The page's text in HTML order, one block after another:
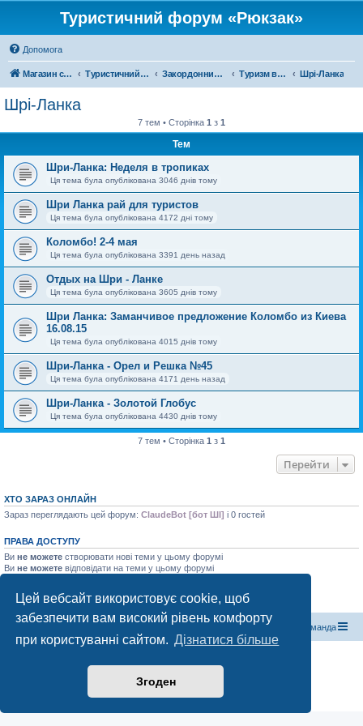
Цей вебсайт використовує cookie, щоб
забезпечити вам високий рівень комфорту
при користуванні сайтом. Дізнатися більше
Згоден
Туристичний форум «Рюкзак»
Допомога
Магазин спорядження Туристичний форум «Рюкзак» Закордонний туризм Туризм в Азії Шрі-Ланка
Шрі-Ланка
7 тем • Сторінка 1 з 1
Тем
Шри-Ланка: Неделя в тропиках
Ця тема була опублікована 3046 днів тому
Шри Ланка рай для туристов
Ця тема була опублікована 4172 дні тому
Коломбо! 2-4 мая
Ця тема була опублікована 3391 день назад
Отдых на Шри - Ланке
Ця тема була опублікована 3605 днів тому
Шри Ланка: Заманчивое предложение Коломбо из Киева
16.08.15
Ця тема була опублікована 4015 днів тому
Шри-Ланка - Орел и Решка №45
Ця тема була опублікована 4171 день назад
Шри-Ланка - Золотой Глобус
Ця тема була опублікована 4430 днів тому
7 тем • Сторінка 1 з 1
Перейти
ХТО ЗАРАЗ ОНЛАЙН
Зараз переглядають цей форум: ClaudeBot [бот ШІ] і 0 гостей
ПРАВА ДОСТУПУ
Ви не можете створювати нові теми у цьому форумі
Ви не можете відповідати на теми у цьому форумі
не можете
видаляти ваші повідомлення у цьому форумі
Вине можетедодавати файли у цьому форумі
Туристичний форум «Рюкзак» Команда
Умови